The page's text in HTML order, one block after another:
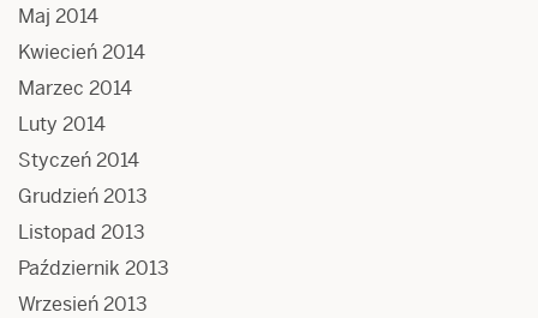
Maj 2014
Kwiecień 2014
Marzec 2014
Luty 2014
Styczeń 2014
Grudzień 2013
Listopad 2013
Październik 2013
Wrzesień 2013